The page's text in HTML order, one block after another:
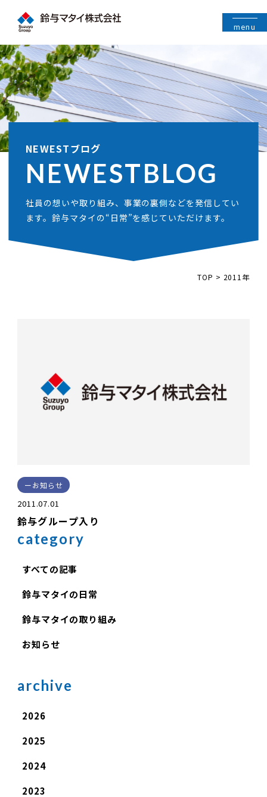
menu
NEWESTブログ
NEWESTBLOG
社員の想いや取り組み、事業の裏側などを発信してい
ます。鈴与マタイの“日常”を感じていただけます。
TOP > 2011年
お知らせ
2011.07.01
鈴与グループ入り
category
すべての記事
鈴与マタイの日常
鈴与マタイの取り組み
お知らせ
archive
2026
2025
2024
2023